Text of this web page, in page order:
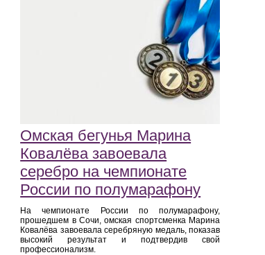
Омская бегунья Марина
Ковалёва завоевала
серебро на чемпионате
России по полумарафону
На чемпионате России по полумарафону,
прошедшем в Сочи, омская спортсменка Марина
Ковалёва завоевала серебряную медаль, показав
высокий результат и подтвердив свой
профессионализм.